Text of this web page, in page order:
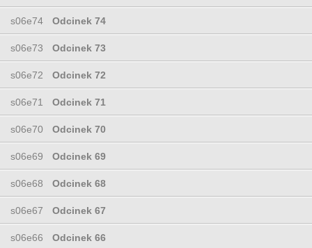
s06e74 Odcinek 74
s06e73 Odcinek 73
s06e72 Odcinek 72
s06e71 Odcinek 71
s06e70 Odcinek 70
s06e69 Odcinek 69
s06e68 Odcinek 68
s06e67 Odcinek 67
s06e66 Odcinek 66